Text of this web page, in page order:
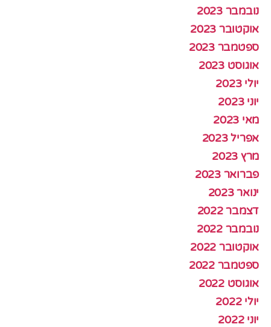
נובמבר 2023
אוקטובר 2023
ספטמבר 2023
אוגוסט 2023
יולי 2023
יוני 2023
מאי 2023
אפריל 2023
מרץ 2023
פברואר 2023
ינואר 2023
דצמבר 2022
נובמבר 2022
אוקטובר 2022
ספטמבר 2022
אוגוסט 2022
יולי 2022
יוני 2022